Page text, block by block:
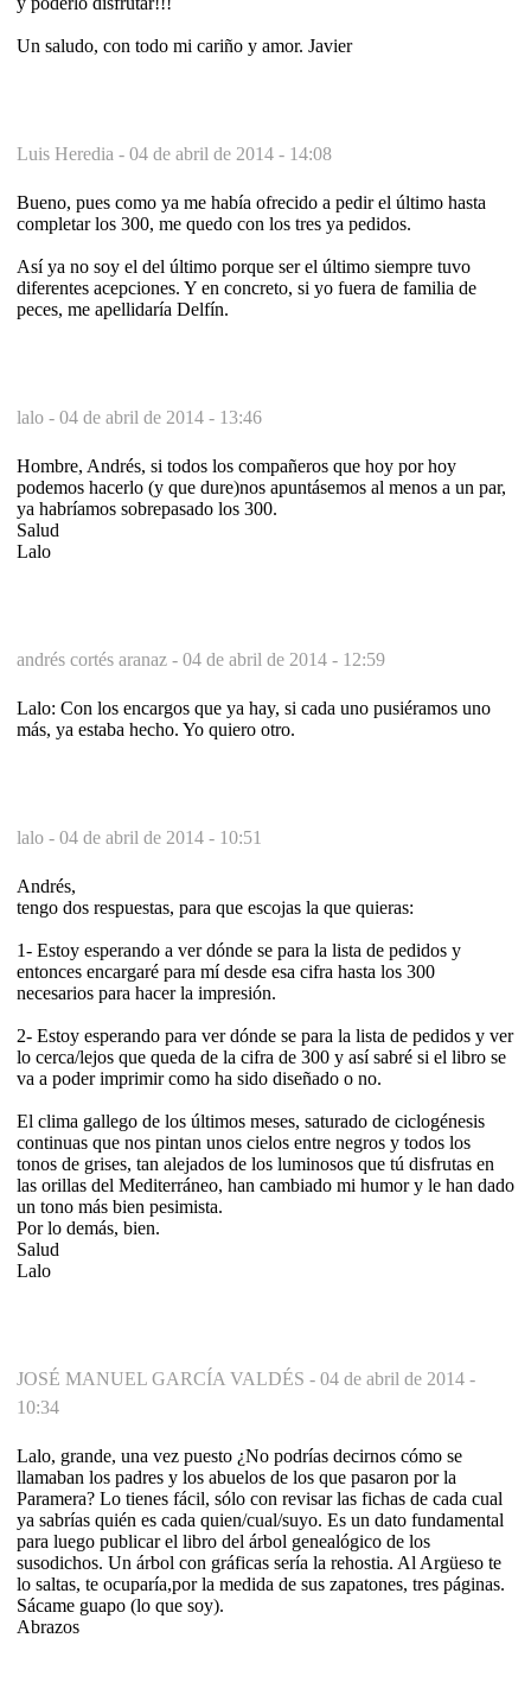
Un saludo, con todo mi cariño y amor. Javier
Luis Heredia - 04 de abril de 2014 - 14:08
Bueno, pues como ya me había ofrecido a pedir el último hasta
completar los 300, me quedo con los tres ya pedidos.
Así ya no soy el del último porque ser el último siempre tuvo
diferentes acepciones. Y en concreto, si yo fuera de familia de
peces, me apellidaría Delfín.
lalo - 04 de abril de 2014 - 13:46
Hombre, Andrés, si todos los compañeros que hoy por hoy
podemos hacerlo (y que dure)nos apuntásemos al menos a un par,
ya habríamos sobrepasado los 300.
Salud
Lalo
andrés cortés aranaz - 04 de abril de 2014 - 12:59
Lalo: Con los encargos que ya hay, si cada uno pusiéramos uno
más, ya estaba hecho. Yo quiero otro.
lalo - 04 de abril de 2014 - 10:51
Andrés,
tengo dos respuestas, para que escojas la que quieras:
1- Estoy esperando a ver dónde se para la lista de pedidos y
entonces encargaré para mí desde esa cifra hasta los 300
necesarios para hacer la impresión.
2- Estoy esperando para ver dónde se para la lista de pedidos y ver
lo cerca/lejos que queda de la cifra de 300 y así sabré si el libro se
va a poder imprimir como ha sido diseñado o no.
El clima gallego de los últimos meses, saturado de ciclogénesis
continuas que nos pintan unos cielos entre negros y todos los
tonos de grises, tan alejados de los luminosos que tú disfrutas en
las orillas del Mediterráneo, han cambiado mi humor y le han dado
un tono más bien pesimista.
Por lo demás, bien.
Salud
Lalo
JOSÉ MANUEL GARCÍA VALDÉS - 04 de abril de 2014 -
10:34
Lalo, grande, una vez puesto ¿No podrías decirnos cómo se
llamaban los padres y los abuelos de los que pasaron por la
Paramera? Lo tienes fácil, sólo con revisar las fichas de cada cual
ya sabrías quién es cada quien/cual/suyo. Es un dato fundamental
para luego publicar el libro del árbol genealógico de los
susodichos. Un árbol con gráficas sería la rehostia. Al Argüeso te
lo saltas, te ocuparía,por la medida de sus zapatones, tres páginas.
Sácame guapo (lo que soy).
Abrazos